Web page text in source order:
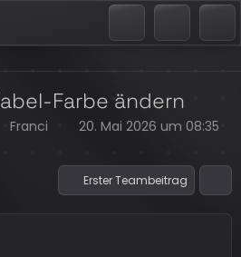
Farbe ändern
Franci
20. Mai 2026 um 08:35
Erster Teambeitrag